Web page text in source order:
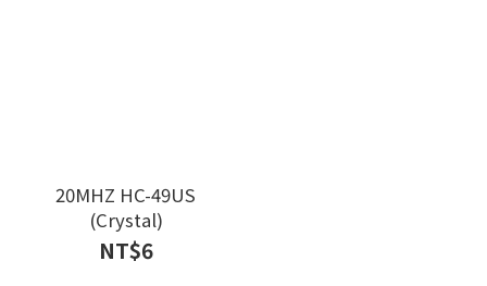
20MHZ HC-49US
(Crystal)
NT$6